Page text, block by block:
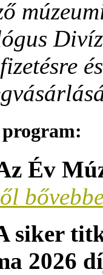
Év
siker
2026